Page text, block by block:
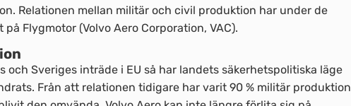
Relationen mellan militär och civil produktion har under de
Flygmotor (Volvo Aero Corporation, VAC).
och Sveriges inträde i EU så har landets säkerhetspolitiska läge
Från att relationen tidigare har varit 90 % militär produktion